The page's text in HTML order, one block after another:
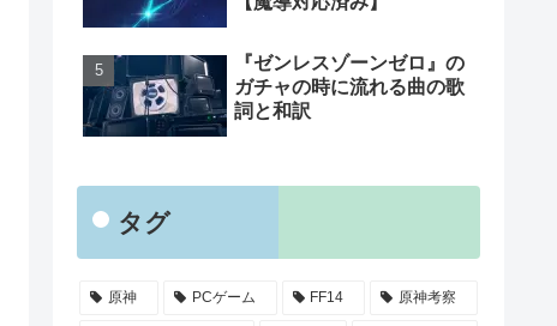
『ゼンレスゾーンゼロ』の
ガチャの時に流れる曲の歌
詞と和訳
タグ
原神 PCゲーム FF14 原神考察